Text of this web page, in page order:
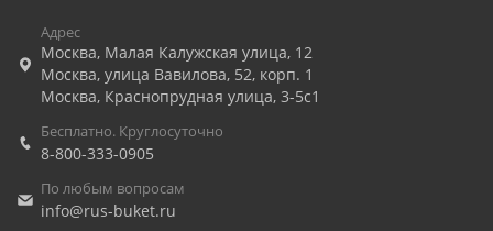
Адрес
Москва, Малая Калужская улица, 12
Москва, улица Вавилова, 52, корп. 1
Москва, Краснопрудная улица, 3-5с1
Бесплатно. Круглосуточно
8-800-333-0905
По любым вопросам
info@rus-buket.ru